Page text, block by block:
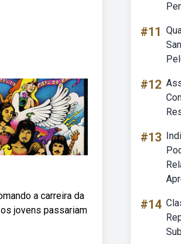
a carreira da
jovens passariam
#11
#12
#13
#14